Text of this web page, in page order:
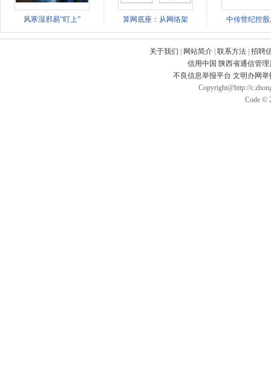
风寒湿邪易“盯上” 算网底座：从网络架 中传世纪控
关于我们 网站简介 联系方法 招聘
信用中国 陕西省通信管理
不良信息举报平台 文明办网
Copyright@http://
Code ©